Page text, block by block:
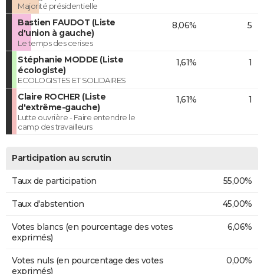
Majorité présidentielle
Bastien FAUDOT (Liste
d'union à gauche)
Le temps des cerises
8,06% 5
Stéphanie MODDE (Liste
écologiste)
ECOLOGISTES ET SOLIDAIRES
1,61% 1
Claire ROCHER (Liste
d'extrême-gauche)
Lutte ouvrière - Faire entendre le
camp des travailleurs
1,61% 1
Participation au scrutin
Taux de participation 55,00%
Taux d'abstention 45,00%
Votes blancs (en pourcentage des votes
exprimés)
6,06%
Votes nuls (en pourcentage des votes
exprimés)
0,00%